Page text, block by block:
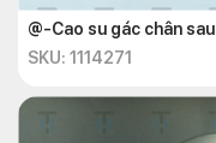
@-Cao su gác chân sau
SKU: 1114271